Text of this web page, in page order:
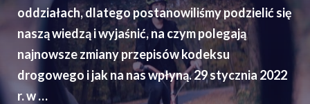
oddziałach, dlatego postanowiliśmy podzielić się
naszą wiedzą i wyjaśnić, na czym polegają
najnowsze zmiany przepisów kodeksu
drogowego i jak na nas wpłyną. 29 stycznia 2022
r. w …